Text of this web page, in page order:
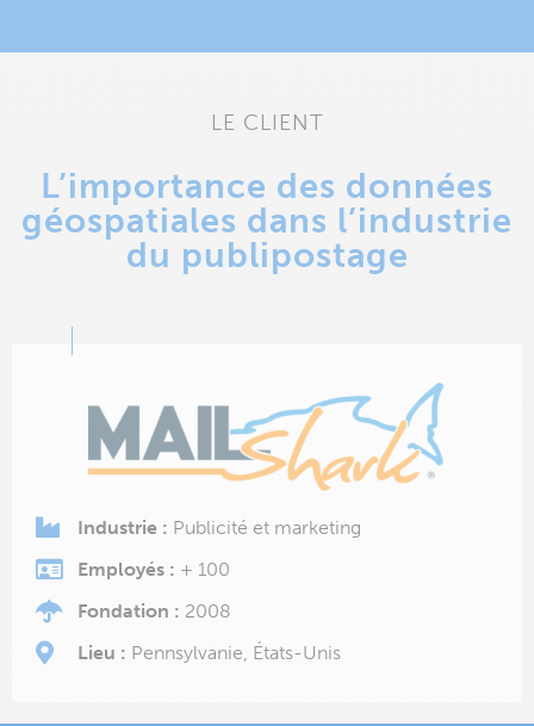
LE CLIENT
L’importance des données
géospatiales dans l’industrie
du publipostage
Industrie : Publicité et marketing
Employés : + 100
Fondation : 2008
Lieu : Pennsylvanie, États-Unis